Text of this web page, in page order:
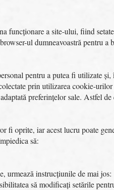
funcționare a site-ului, fiind
ul dumneavoastră pentru
pentru a putea fi utilizate
prin utilizarea cookie-
preferințelor sale. Astfel
oprite, iar acest lucru poate
să:
urmează instrucțiunile de mai jos:
să modificați setările